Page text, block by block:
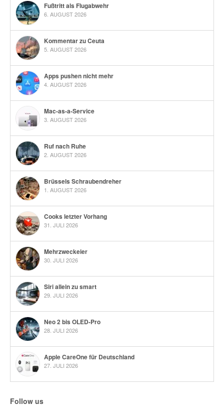
Fußtritt als Flugabwehr
6. AUGUST 2026
Kommentar zu Ceuta
5. AUGUST 2026
Apps pushen nicht mehr
4. AUGUST 2026
Mac-as-a-Service
3. AUGUST 2026
Ruf nach Ruhe
2. AUGUST 2026
Brüssels Schraubendreher
1. AUGUST 2026
Cooks letzter Vorhang
31. JULI 2026
Mehrzweckeier
30. JULI 2026
Siri allein zu smart
29. JULI 2026
Neo 2 bis OLED-Pro
28. JULI 2026
Apple CareOne für Deutschland
27. JULI 2026
Follow us